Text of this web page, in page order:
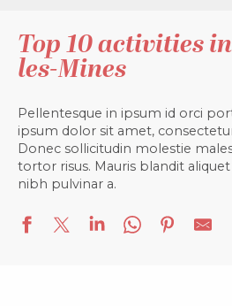
Top 10 activities
les-Mines
Pellentesque in ipsum id orci
ipsum dolor sit amet,
Donec sollicitudin molestie
tortor risus. Mauris blandit
nibh pulvinar a.